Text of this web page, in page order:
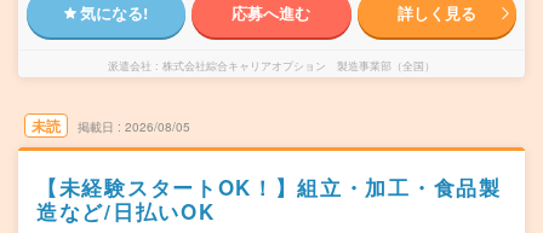
気になる! 応募へ進む 詳しく見る
派遣会社 株式会社綜合キャリアオプション 製造事業部（全国）
未読 掲載日 2026/08/05
【未経験スタートOK！】組立・加工・食品製
造など/日払いOK